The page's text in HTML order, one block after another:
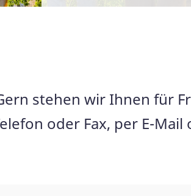
stehen wir Ihnen für
oder Fax, per E-Mail